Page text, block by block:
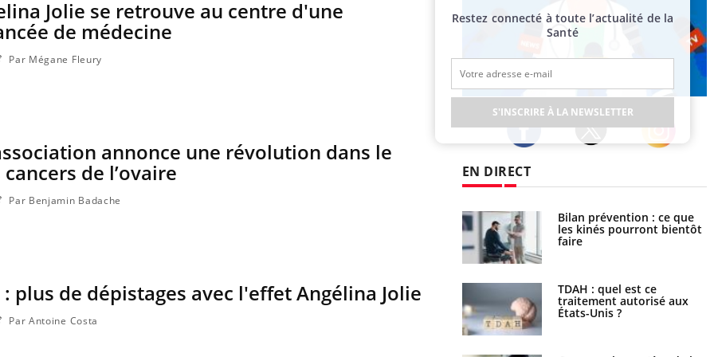
Jolie se retrouve au centre d'une
de médecine
Par Mégane Fleury
annonce une révolution dans le
de l’ovaire
Par Benjamin Badache
plus de dépistages avec l'effet Angélina Jolie
Par Antoine Costa
EN DIRECT
Mordue par une tique en
vacances, elle reste dans le
Allergies alimentaires : une
nouvelle arme contre les
Bilan prévention : ce que
les kinés pourront bientôt
faire
TDAH : quel est ce
traitement autorisé aux
États-Unis ?
Restez connecté à toute l’actualité de la
Santé
S'INSCRIRE À LA NEWSLETTER